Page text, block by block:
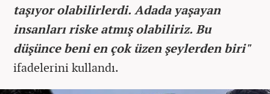
taşıyor olabilirlerdi. Adada yaşayan
insanları riske atmış olabiliriz. Bu
düşünce beni en çok üzen şeylerden biri"
ifadelerini kullandı.